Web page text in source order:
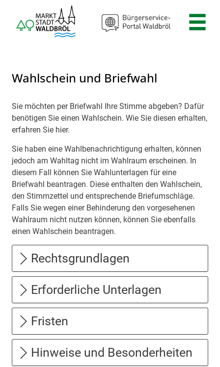
Zum Hauptinhalt springen
Wahlschein und Briefwahl
Beschreibung
Sie möchten per Briefwahl Ihre Stimme abgeben? Dafür
benötigen Sie einen Wahlschein. Wie Sie diesen erhalten,
erfahren Sie hier.
Sie haben eine Wahlbenachrichtigung erhalten, können
jedoch am Wahltag nicht im Wahlraum erscheinen. In
diesem Fall können Sie Wahlunterlagen für eine
Briefwahl beantragen. Diese enthalten den Wahlschein,
den Stimmzettel und entsprechende Briefumschläge.
Falls Sie wegen einer Behinderung den vorgesehenen
Wahlraum nicht nutzen können, können Sie ebenfalls
einen Wahlschein beantragen.
Rechtsgrundlagen
Erforderliche Unterlagen
Fristen
Hinweise und Besonderheiten